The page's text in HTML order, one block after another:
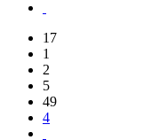
17
1
2
5
49
4